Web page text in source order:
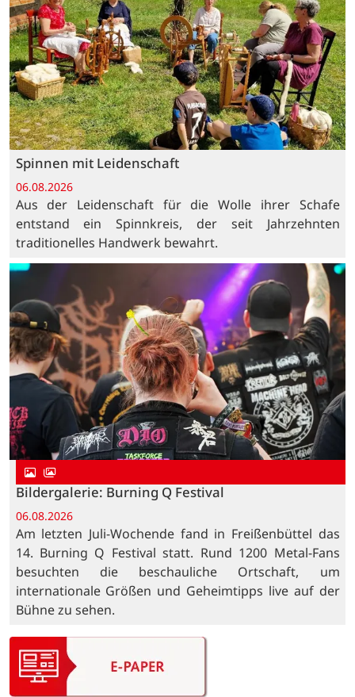
Spinnen mit Leidenschaft
06.08.2026
Aus der Leidenschaft für die Wolle ihrer Schafe
entstand ein Spinnkreis, der seit Jahrzehnten
traditionelles Handwerk bewahrt.
Bildergalerie: Burning Q Festival
06.08.2026
Am letzten Juli-Wochende fand in Freißenbüttel das
14. Burning Q Festival statt. Rund 1200 Metal-Fans
besuchten die beschauliche Ortschaft, um
internationale Größen und Geheimtipps live auf der
Bühne zu sehen.